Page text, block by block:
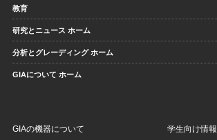
教育
研究とニュース ホーム
分析とグレーディング ホーム
GIAについて ホーム
GIAの機器について 学生向け情報